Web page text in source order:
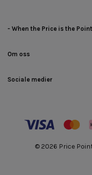
- When the Price is the Point
Om oss
Sociale medier
© 2026 Price